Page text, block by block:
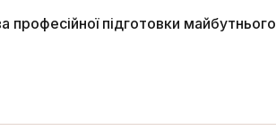
професійної підготовки майбутнього